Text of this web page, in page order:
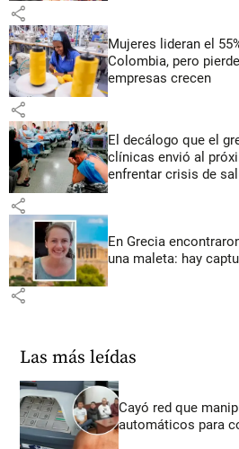
share
Mujeres lideran el
Colombia, pero
empresas crecen
share
El decálogo que el
clínicas envió al
enfrentar crisis de
share
En Grecia
una maleta: hay
share
Las más leídas
Cayó red que
automáticos para